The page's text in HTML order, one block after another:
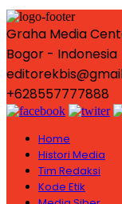
Graha Media
Bogor - Indonesia
+628557777888
Home
Histori Media
Tim Redaksi
Kode Etik